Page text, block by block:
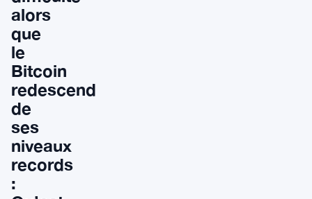
alors
que
le
Bitcoin
redescend
de
ses
niveaux
records
: